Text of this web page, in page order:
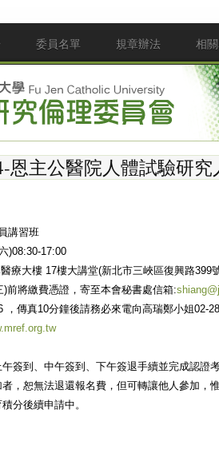
委員名單 規章辦法 相
恩主公醫院人體試驗研
講習班
)08:30-17:00
療大樓 17樓大講堂(新北市三峽區復興路399
)前將繳費憑證，寄至本會秘書處信箱:
，傳真10分鐘後請務必來電向高瑞鄭小姐02-
簽到、中午簽到、下午簽退手續並完成認證
，恕無法退還報名費，但可轉讓他人參加，
分後續申請中。